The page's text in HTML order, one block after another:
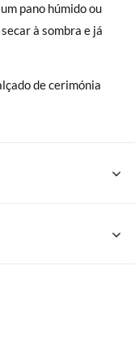
pano húmido ou
à sombra e já
de cerimónia
de envio normal (